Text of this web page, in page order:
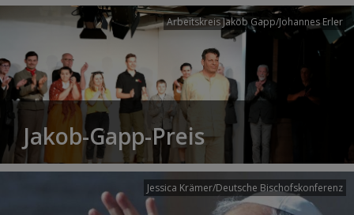
Arbeitskreis Jakob Gapp/Johannes Erler
Jakob-Gapp-Preis
Jessica Krämer/Deutsche Bischofskonferenz